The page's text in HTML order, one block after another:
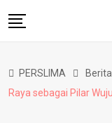
to
Pendidikan
PERSLIMA Berita
Raya sebagai Pilar